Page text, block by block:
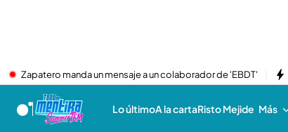
Zapatero manda un mensaje a un colaborador de 'EBDT'
Lo últimoA la cartaRisto Mejide Más